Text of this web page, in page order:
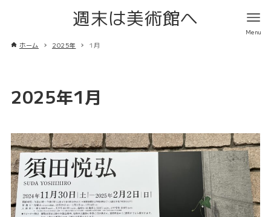
週末は美術館へ
ホーム 2025年 1月
2025年1月